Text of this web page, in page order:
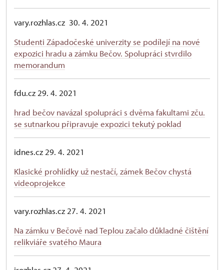
vary.rozhlas.cz 30. 4. 2021
Studenti Západočeské univerzity se podílejí na nové
expozici hradu a zámku Bečov. Spolupráci stvrdilo
memorandum
fdu.cz 29. 4. 2021
hrad bečov navázal spolupráci s dvěma fakultami zču.
se sutnarkou připravuje expozici tekutý poklad
idnes.cz 29. 4. 2021
Klasické prohlídky už nestačí, zámek Bečov chystá
videoprojekce
vary.rozhlas.cz 27. 4. 2021
Na zámku v Bečově nad Teplou začalo důkladné čištění
relikviáře svatého Maura